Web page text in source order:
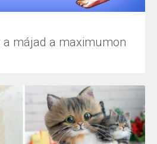
a májad a maximumon